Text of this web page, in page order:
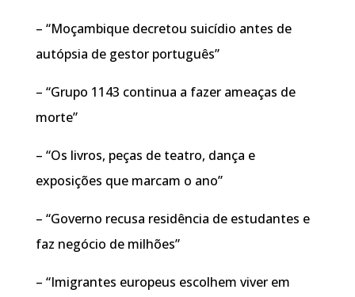
– “Moçambique decretou suicídio antes de
autópsia de gestor português”
– “Grupo 1143 continua a fazer ameaças de
morte”
– “Os livros, peças de teatro, dança e
exposições que marcam o ano”
– “Governo recusa residência de estudantes e
faz negócio de milhões”
– “Imigrantes europeus escolhem viver em